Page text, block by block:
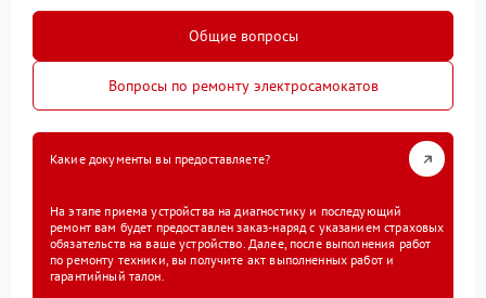
Общие вопросы
Вопросы по ремонту электросамокатов
Какие документы вы предоставляете?
На этапе приема устройства на диагностику и последующий
ремонт вам будет предоставлен заказ-наряд с указанием страховых
обязательств на ваше устройство. Далее, после выполнения работ
по ремонту техники, вы получите акт выполненных работ и
гарантийный талон.